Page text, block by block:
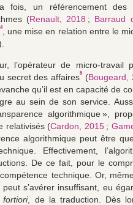
fois, un référencement des
(Renault, 2018 ; Barraud
4, une mise en relation entre le
l’opérateur de micro-travail
secret des affaires5(Bougeard,
qu’il est en capacité de
au sein de son service.
algorithmique »,
relativisés (Cardon, 2015 ;
algorithmique peut être
Effectivement,
De ce fait, pour le
technique. Or,
s’avérer insuffisant, eu
fortiori, de la traduction. Dès